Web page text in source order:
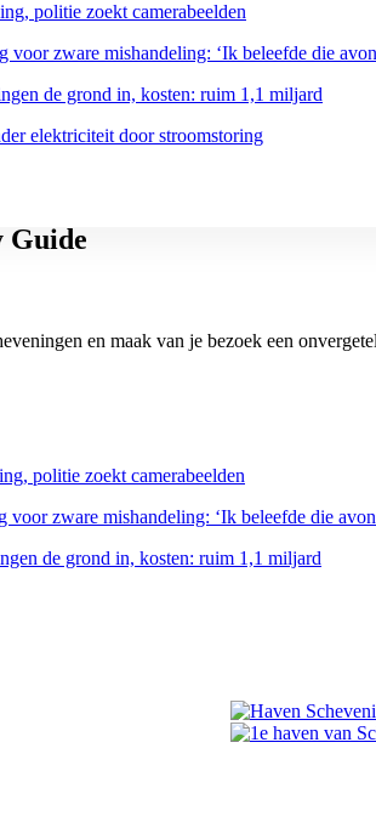
politie zoekt camerabeelden
voor zware mishandeling: ‘Ik beleefde die
de grond in, kosten: ruim 1,1 miljard
elektriciteit door stroomstoring
Guide
en maak van je bezoek een
politie zoekt camerabeelden
voor zware mishandeling: ‘Ik beleefde die
de grond in, kosten: ruim 1,1 miljard